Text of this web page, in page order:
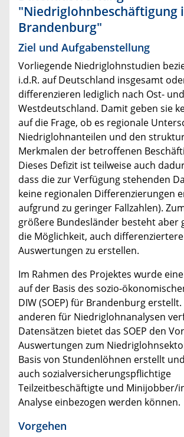
"Niedriglohnbeschäftigung
Brandenburg"
Ziel und Aufgabenstellung
Vorliegende Niedriglohnstudien
i.d.R. auf Deutschland insgesamt
differenzieren lediglich nach Ost- und
Westdeutschland. Damit geben sie
auf die Frage, ob es regionale
Niedriglohnanteilen und den
Merkmalen der betroffenen
Dieses Defizit ist teilweise auch
dass die zur Verfügung stehenden
keine regionalen Differenzierungen
aufgrund zu geringer Fallzahlen).
größere Bundesländer besteht aber
die Möglichkeit, auch differenziertere
Auswertungen zu erstellen.
Im Rahmen des Projektes wurde
auf der Basis des sozio-
DIW (SOEP) für Brandenburg
anderen für Niedriglohnanalysen
Datensätzen bietet das SOEP den
Auswertungen zum
Basis von Stundenlöhnen erstellt
auch sozialversicherungspflichtige
Teilzeitbeschäftigte und Minijobber/
Analyse einbezogen werden können.
Vorgehen